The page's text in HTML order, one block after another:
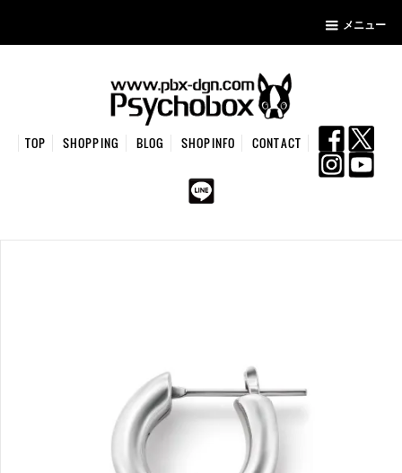
メニュー
TOP SHOPPING BLOG SHOPINFO CONTACT